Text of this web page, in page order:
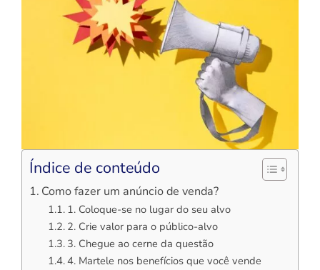
Índice de conteúdo
Como fazer um anúncio de venda?
1. Coloque-se no lugar do seu alvo
2. Crie valor para o público-alvo
3. Chegue ao cerne da questão
4. Martele nos benefícios que você vende